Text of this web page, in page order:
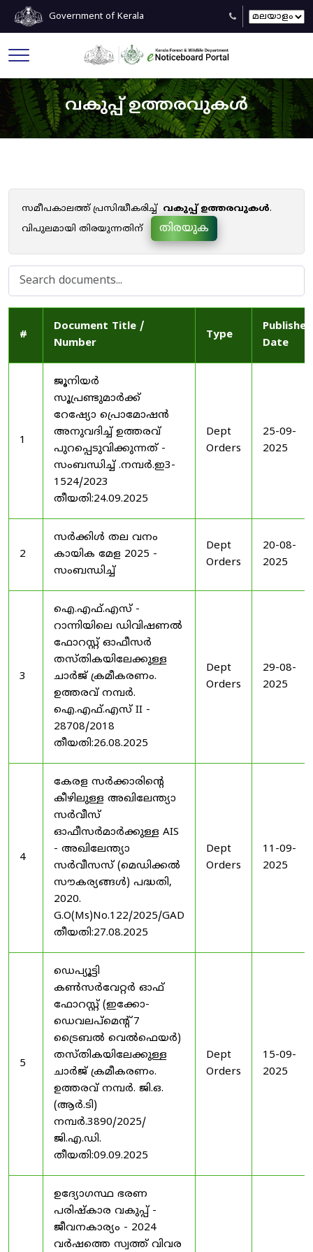
Government of Kerala
വകുപ്പ് ഉത്തരവുകൾ
സമീപകാലത്ത് പ്രസിദ്ധീകരിച്ച് വകുപ്പ് ഉത്തരവുകൾ.
വിപുലമായി തിരയുന്നതിന്
തിരയുക
#
Document Title /
Number
Type
Published
Date
1
ജൂനിയർ
സൂപ്രണ്ടുമാർക്ക്
റേഷ്യോ പ്രൊമോഷൻ
അനുവദിച്ച് ഉത്തരവ്
പുറപ്പെടുവിക്കുന്നത് -
സംബന്ധിച്ച് .നമ്പർ.ഇ3-
1524/2023
തീയതി:24.09.2025
Dept
Orders
25-09-
2025
2
സർക്കിൾ തല വനം
കായിക മേള 2025 -
സംബന്ധിച്ച്
Dept
Orders
20-08-
2025
3
ഐ.എഫ്.എസ് -
റാന്നിയിലെ ഡിവിഷണൽ
ഫോറസ്റ്റ് ഓഫീസർ
തസ്തികയിലേക്കുള്ള
ചാർജ് ക്രമീകരണം.
ഉത്തരവ് നമ്പർ.
ഐ.എഫ്.എസ് II -
28708/2018
തീയതി:26.08.2025
Dept
Orders
29-08-
2025
4
കേരള സർക്കാരിന്റെ
കീഴിലുള്ള അഖിലേന്ത്യാ
സർവീസ്
ഓഫീസർമാർക്കുള്ള AIS
- അഖിലേന്ത്യാ
സർവീസസ് (മെഡിക്കൽ
സൗകര്യങ്ങൾ) പദ്ധതി,
2020.
G.O(Ms)No.122/2025/GAD
തീയതി:27.08.2025
Dept
Orders
11-09-
2025
5
ഡെപ്യൂട്ടി
കൺസർവേറ്റർ ഓഫ്
ഫോറസ്റ്റ് (ഇക്കോ-
ഡെവലപ്മെന്റ് 7
ട്രൈബൽ വെൽഫെയർ)
തസ്തികയിലേക്കുള്ള
ചാർജ് ക്രമീകരണം.
ഉത്തരവ് നമ്പർ. ജി.ഒ.
(ആർ.ടി)
നമ്പർ.3890/2025/
ജി.എ.ഡി.
തീയതി:09.09.2025
Dept
Orders
15-09-
2025
ഉദ്യോഗസ്ഥ ഭരണ
പരിഷ്കാര വകുപ്പ് -
ജീവനകാര്യം - 2024
വർഷത്തെ സ്വത്ത് വിവര